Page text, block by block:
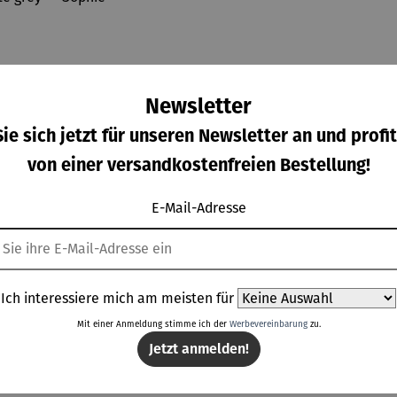
5 Sternenvon 4.3 von 5 Sternen
Preis:
Aroma
und
Laterne –
Sophie
Regulärer Preis:
Ab 79,00 €
Feuerscha
Maryland
Regulärer Preis:
119,00 €
Schwenkg
rill mit
Grillrost
Regulärer Preis:
Newsletter
sich jetzt für unseren Newsletter an und
von einer versandkostenfreien Bestellung!
E-Mail-Adresse
Ich interessiere mich am meisten für
Mit einer Anmeldung stimme ich der Werbevereinbarungzu.
Jetzt anmelden!